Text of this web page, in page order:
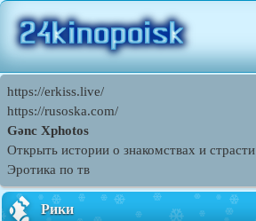
https://erkiss.live/
https://rusoska.com/
Gənc Xphotos
Открыть истории о знакомствах и страсти
Эротика по тв
Рики